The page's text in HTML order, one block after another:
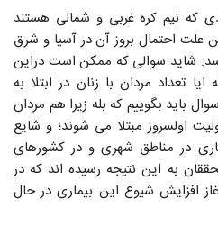
که نیم کره غربی و شمالی هستند
علت احتمال بروز آن در آسیا و شرق
شاید سوالی که ممکن است دراین
تعداد مردان با زنان در ابتلا به
باید بگوییم که بله زیرا هم مردان
اولسروز مبتلا می ‌شوند؛ و شایع
در مناطق شهری و در کشورهای
به این نتیجه رسیده اند که در
افزایش شیوع این بیماری در حال